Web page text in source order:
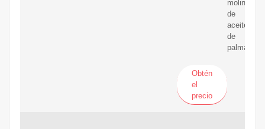
molino
de
aceite
de
palma.
Obtén
el
precio